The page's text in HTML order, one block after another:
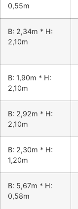
0,55m
B: 2,34m * H:
2,10m
B: 1,90m * H:
2,10m
B: 2,92m * H:
2,10m
B: 2,30m * H:
1,20m
B: 5,67m * H:
0,58m